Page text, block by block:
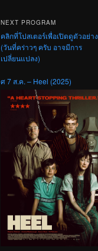
NEXT PROGRAM
คลิกที่โปสเตอร์เพื่อเปิดดูตัวอย่าง
(วันที่คร่าวๆ ครับ อาจมีการ
เปลี่ยนแปลง)
ศ 7 ส.ค. – Heel (2025)